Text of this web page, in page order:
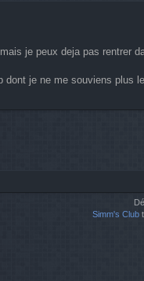
je peux deja pas rentrer
dont je ne me souviens plus
Simm's Club